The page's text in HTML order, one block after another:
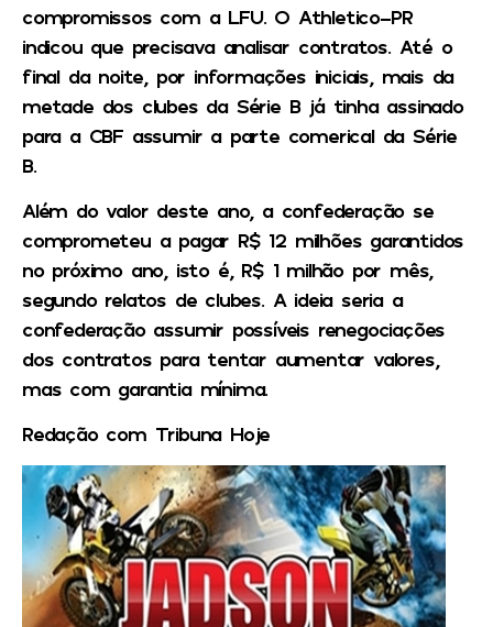
compromissos com a LFU. O Athletico-PR
indicou que precisava analisar contratos. Até o
final da noite, por informações iniciais, mais da
metade dos clubes da Série B já tinha assinado
para a CBF assumir a parte comerical da Série
B.
Além do valor deste ano, a confederação se
comprometeu a pagar R$ 12 milhões garantidos
no próximo ano, isto é, R$ 1 milhão por mês,
segundo relatos de clubes. A ideia seria a
confederação assumir possíveis renegociações
dos contratos para tentar aumentar valores,
mas com garantia mínima.
Redação com Tribuna Hoje